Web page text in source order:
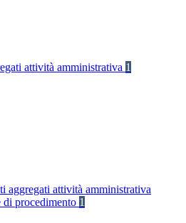
attività amministrativa 1
aggregati attività amministrativa
procedimento 1